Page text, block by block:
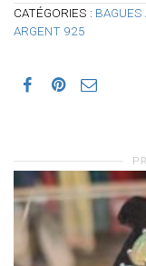
CATÉGORIES : BAGUES
ARGENT 925